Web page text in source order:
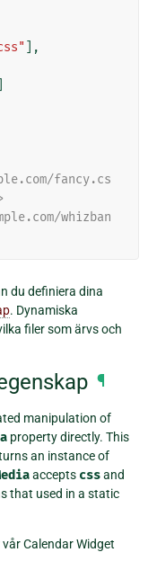
],
fancy.cs
whizban
du definiera dina
. Dynamiska
filer som ärvs och
¶
manipulation of
property directly. This
an instance of
accepts cssand
that used in a static
Calendar Widget